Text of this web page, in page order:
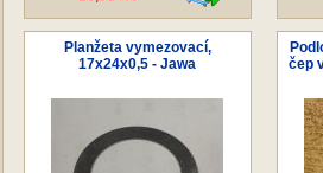
Planžeta vymezovací,
17x24x0,5 - Jawa
čep